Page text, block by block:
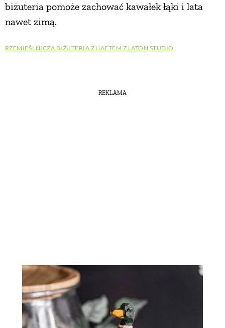
biżuteria pomoże zachować kawałek łąki i lata
nawet zimą.
RZEMIEŚLNICZA BIŻUTERIA Z HAFTEM Z LATON STUDIO
REKLAMA